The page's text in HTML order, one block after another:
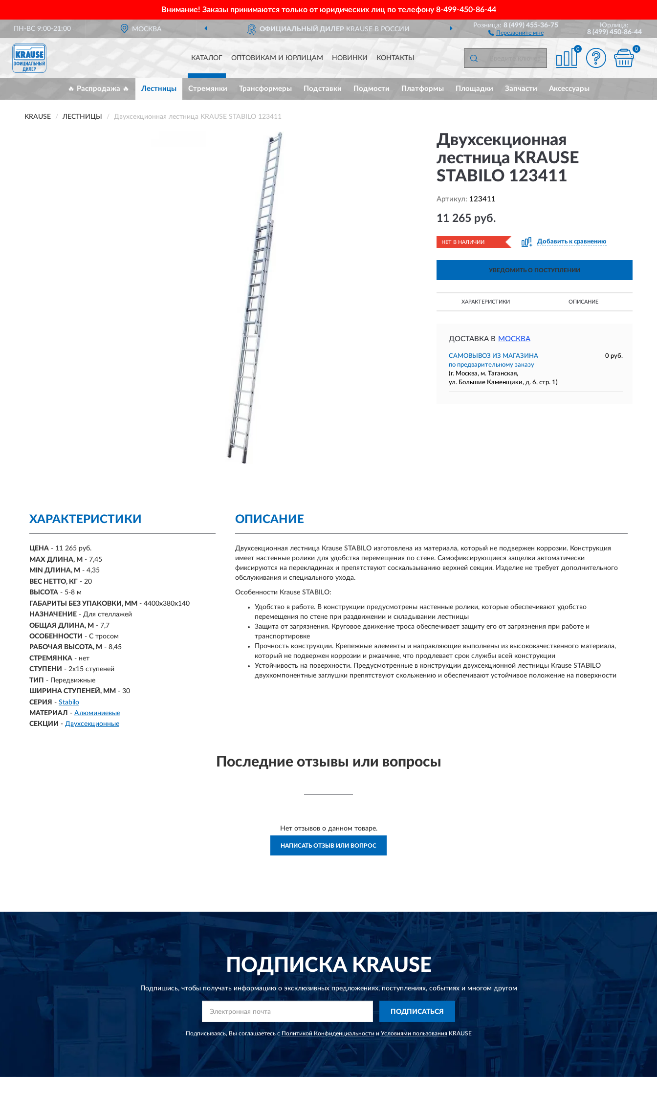
Внимание! Заказы принимаются только от юридических лиц по телефону8-499-450-86-44
ПН-ВС 9:00-21:00 МОСКВА ОФИЦИАЛЬНЫЙ ДИЛЕР KRAUSE В РОССИИ ДОСТАВИМ ПО ВСЕЙ РОССИИ
Розница:8 (499) 455-36-75
Перезвоните мне
Юрлица:
8 (499) 450-86-44
КАТАЛОГ ОПТОВИКАМ И ЮРЛИЦАМ НОВИНКИ КОНТАКТЫ
0 0
🔥 Распродажа 🔥 Лестницы Стремянки Трансформеры Подставки Подмости Платформы Площадки Запчасти Аксессуары
KRAUSE ЛЕСТНИЦЫ Двухсекционная лестница KRAUSE STABILO 123411
Двухсекционная
лестница KRAUSE
STABILO 123411
Артикул: 123411
11 265 руб.
НЕТ В НАЛИЧИИ Добавить к сравнению
УВЕДОМИТЬ О ПОСТУПЛЕНИИ
ХАРАКТЕРИСТИКИ ОПИСАНИЕ
ДОСТАВКА В МОСКВА
САМОВЫВОЗ ИЗ МАГАЗИНА
0 руб.
по предварительному заказу
(г. Москва, м. Таганская,
ул. Большие Каменщики, д. 6, стр. 1)
ХАРАКТЕРИСТИКИ
ЦЕНА - 11 265 руб.
MAX ДЛИНА, М - 7,45
MIN ДЛИНА, М - 4,35
ВЕС НЕТТО, КГ - 20
ВЫСОТА - 5-8 м
ГАБАРИТЫ БЕЗ УПАКОВКИ, ММ - 4400х380х140
НАЗНАЧЕНИЕ - Для стеллажей
ОБЩАЯ ДЛИНА, М - 7,7
ОСОБЕННОСТИ - С тросом
РАБОЧАЯ ВЫСОТА, М - 8,45
СТРЕМЯНКА - нет
СТУПЕНИ - 2х15 ступеней
ТИП - Передвижные
ШИРИНА СТУПЕНЕЙ, ММ - 30
СЕРИЯ - Stabilo
МАТЕРИАЛ - Алюминиевые
СЕКЦИИ - Двухсекционные
ОПИСАНИЕ
Двухсекционная лестница Krause STABILO изготовлена из материала, который не подвержен коррозии. Конструкция
имеет настенные ролики для удобства перемещения по стене. Самофиксирующиеся защелки автоматически
фиксируются на перекладинах и препятствуют соскальзыванию верхней секции. Изделие не требует дополнительного
обслуживания и специального ухода.
Особенности Krause STABILO:
Удобство в работе. В конструкции предусмотрены настенные ролики, которые обеспечивают удобство
перемещения по стене при раздвижении и складывании лестницы
Защита от загрязнения. Круговое движение троса обеспечивает защиту его от загрязнения при работе и
транспортировке
Прочность конструкции. Крепежные элементы и направляющие выполнены из высококачественного материала,
который не подвержен коррозии и ржавчине, что продлевает срок службы всей конструкции
Устойчивость на поверхности. Предусмотренные в конструкции двухсекционной лестницы Krause STABILO
двухкомпонентные заглушки препятствуют скольжению и обеспечивают устойчивое положение на поверхности
Последние отзывы или вопросы
Нет отзывов о данном товаре.
НАПИСАТЬ ОТЗЫВ ИЛИ ВОПРОС
ПОДПИСКАKRAUSE
Подпишись, чтобы получать информацию о эксклюзивных предложениях,поступлениях, событиях и многом другом
ПОДПИСАТЬСЯ
Подписываясь, Вы соглашаетесь с Политикой Конфиденциальности и Условиями пользованияKRAUSE